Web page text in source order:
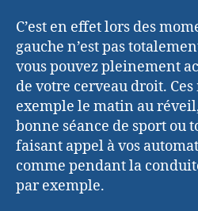
C’est en effet lors des
gauche n’est pas
vous pouvez pleinement
de votre cerveau droit.
exemple le matin au
bonne séance de sport ou
faisant appel à vos
comme pendant la
par exemple.